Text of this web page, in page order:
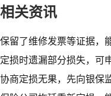
相关资讯
保留了维修发票等证据，
定损时遗漏部分损失，可
协商定损无果，先向银保